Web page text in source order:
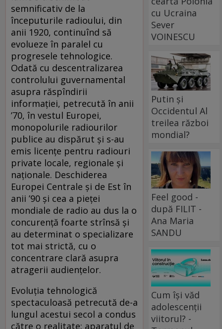
semnificativ de la
începuturile radioului, din
anii 1920, continuînd să
evolueze în paralel cu
progresele tehnologice.
Odată cu descentralizarea
controlului guvernamental
asupra răspîndirii
informaţiei, petrecută în anii
’70, în vestul Europei,
monopolurile radiourilor
publice au dispărut şi s-au
emis licenţe pentru radiouri
private locale, regionale şi
naţionale. Deschiderea
Europei Centrale şi de Est în
anii ’90 şi cea a pieţei
mondiale de radio au dus la o
concurenţă foarte strînsă şi
au determinat o specializare
tot mai strictă, cu o
concentrare clară asupra
atragerii audienţelor.
Evoluţia tehnologică
spectaculoasă petrecută de-a
lungul acestui secol a condus
către o realitate: aparatul de
cu Ucraina
Sever
VOINESCU
Putin și
Occidentul Al
treilea război
mondial?
Feel good -
după FILIT -
Ana Maria
SANDU
Cum își văd
adolescenții
viitorul? -